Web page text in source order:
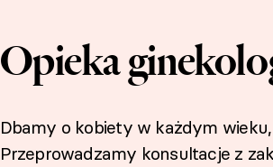
Opieka
Dbamy o kobiety w każdym
Przeprowadzamy konsultacje z